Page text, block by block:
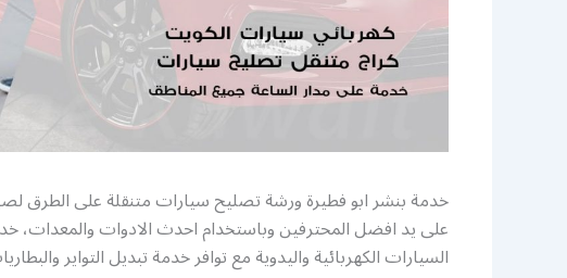
خدمة بنشر ابو فطيرة ورشة تصليح سيارات متنقلة على الطرق
على يد افضل المحترفين وباستخدام احدث الادوات والمعدات،
السيارات الكهربائية واليدوية مع توافر خدمة تبديل التواير